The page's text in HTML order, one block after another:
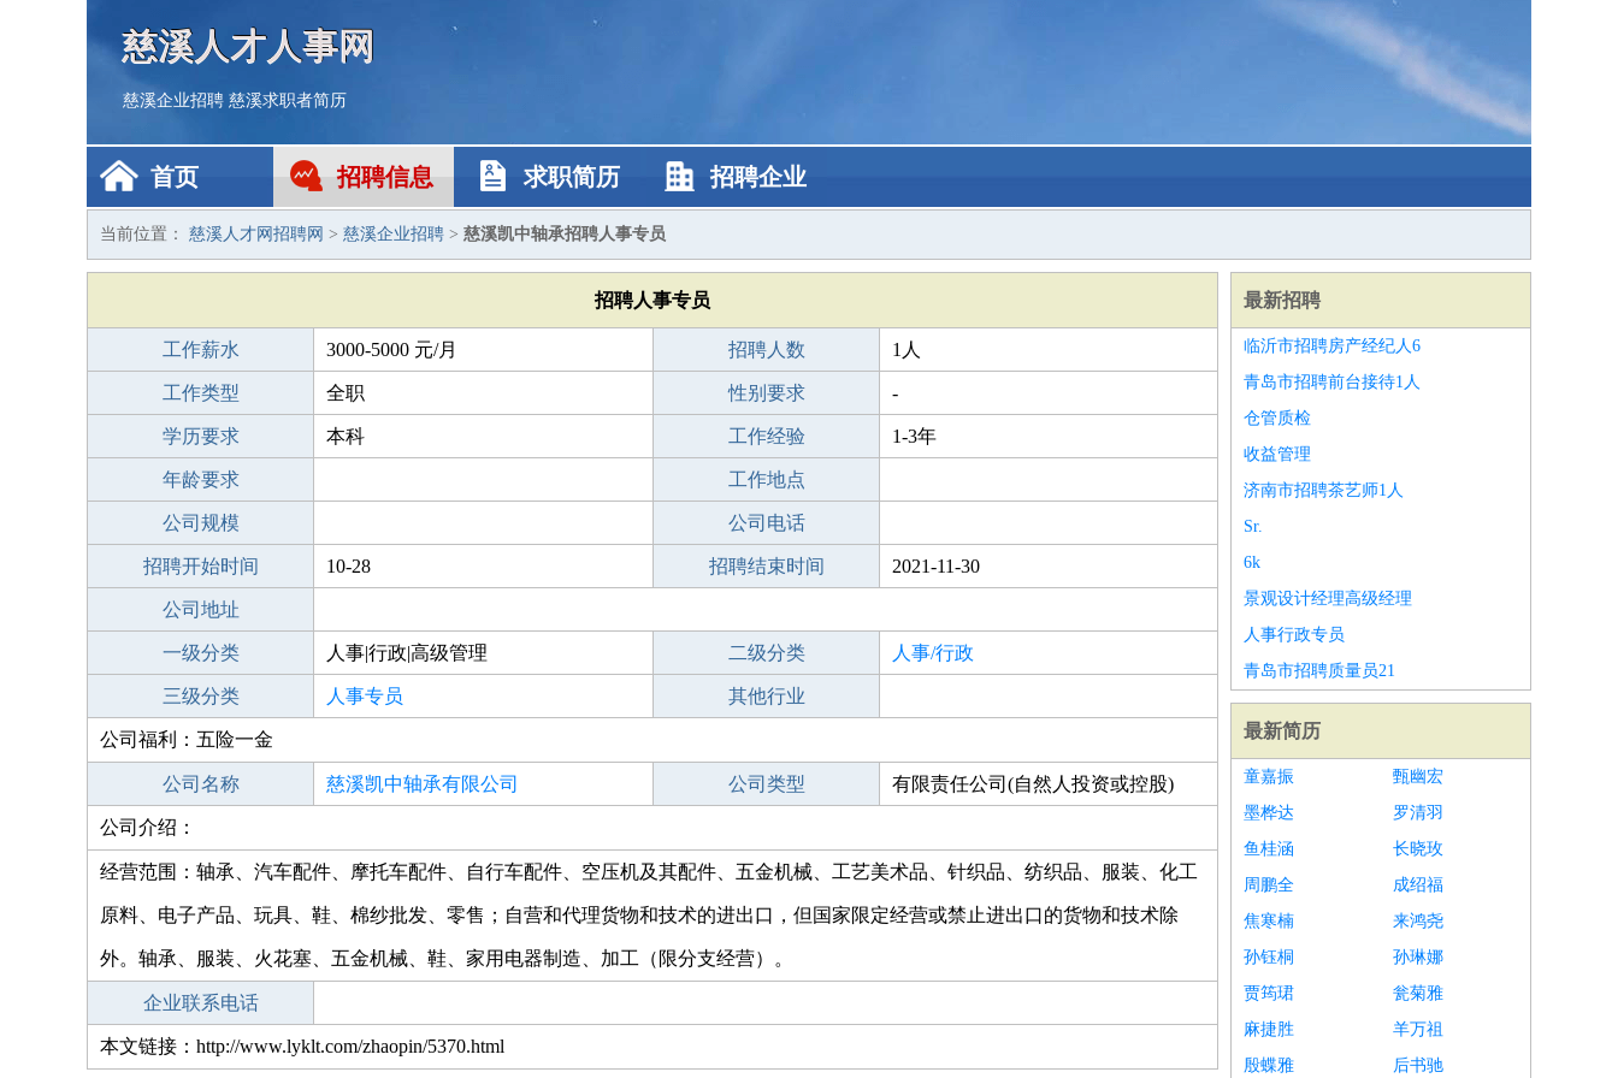
慈溪人才人事网
慈溪企业招聘 慈溪求职者简历
首页 招聘信息 求职简历 招聘企业
当前位置： 慈溪人才网招聘网 > 慈溪企业招聘 > 慈溪凯中轴承招聘人事专员
招聘人事专员
工作薪水 3000-5000 元/月 招聘人数 1人
工作类型 全职 性别要求 -
学历要求 本科 工作经验 1-3年
年龄要求 工作地点
公司规模 公司电话
招聘开始时间 10-28 招聘结束时间 2021-11-30
公司地址
一级分类 人事|行政|高级管理 二级分类 人事/行政
三级分类 人事专员 其他行业
公司福利：五险一金
公司名称 慈溪凯中轴承有限公司 公司类型 有限责任公司(自然人投资或控股)
公司介绍：
经营范围：轴承、汽车配件、摩托车配件、自行车配件、空压机及其配件、五金机械、工艺美术品、针织品、纺织品、服装、化工
原料、电子产品、玩具、鞋、棉纱批发、零售；自营和代理货物和技术的进出口，但国家限定经营或禁止进出口的货物和技术除
外。轴承、服装、火花塞、五金机械、鞋、家用电器制造、加工（限分支经营）。
企业联系电话
本文链接：http://www.lyklt.com/zhaopin/5370.html
最新招聘
临沂市招聘房产经纪人6
青岛市招聘前台接待1人
仓管质检
收益管理
济南市招聘茶艺师1人
Sr.
6k
景观设计经理高级经理
人事行政专员
青岛市招聘质量员21
最新简历
童嘉振
甄幽宏
墨桦达
罗清羽
鱼桂涵
长晓玫
周鹏全
成绍福
焦寒楠
来鸿尧
孙钰桐
孙琳娜
贾筠珺
瓮菊雅
麻捷胜
羊万祖
殷蝶雅
后书驰